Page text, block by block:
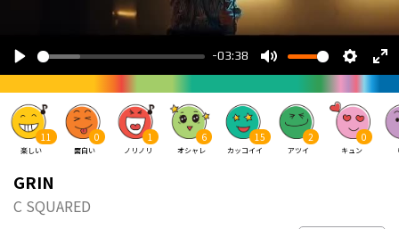
11
楽しい
0
面白い
1
ノリノリ
6
オシャレ
15
カッコイイ
2
アツイ
0
キュン
GRIN
C SQUARED